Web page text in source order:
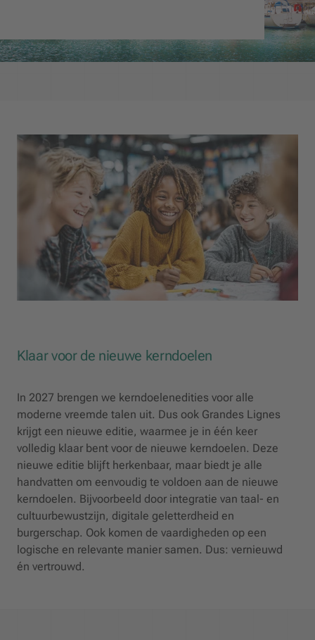
Klaar voor de nieuwe kerndoelen
In 2027 brengen we kerndoelenedities voor alle
moderne vreemde talen uit. Dus ook Grandes Lignes
krijgt een nieuwe editie, waarmee je in één keer
volledig klaar bent voor de nieuwe kerndoelen. Deze
nieuwe editie blijft herkenbaar, maar biedt je alle
handvatten om eenvoudig te voldoen aan de nieuwe
kerndoelen. Bijvoorbeeld door integratie van taal- en
cultuurbewustzijn, digitale geletterdheid en
burgerschap. Ook komen de vaardigheden op een
logische en relevante manier samen. Dus: vernieuwd
én vertrouwd.